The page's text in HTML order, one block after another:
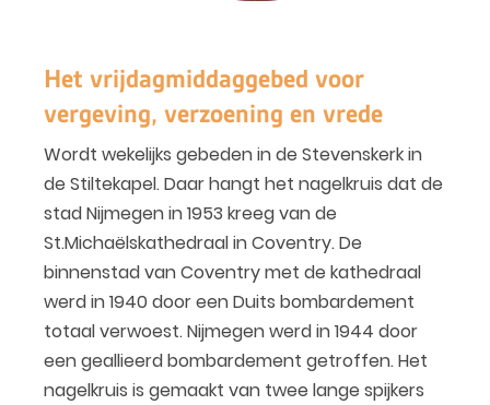
Het vrijdagmiddaggebed voor
vergeving, verzoening en vrede
Wordt wekelijks gebeden in de Stevenskerk in
de Stiltekapel. Daar hangt het nagelkruis dat de
stad Nijmegen in 1953 kreeg van de
St.Michaëlskathedraal in Coventry. De
binnenstad van Coventry met de kathedraal
werd in 1940 door een Duits bombardement
totaal verwoest. Nijmegen werd in 1944 door
een geallieerd bombardement getroffen. Het
nagelkruis is gemaakt van twee lange spijkers